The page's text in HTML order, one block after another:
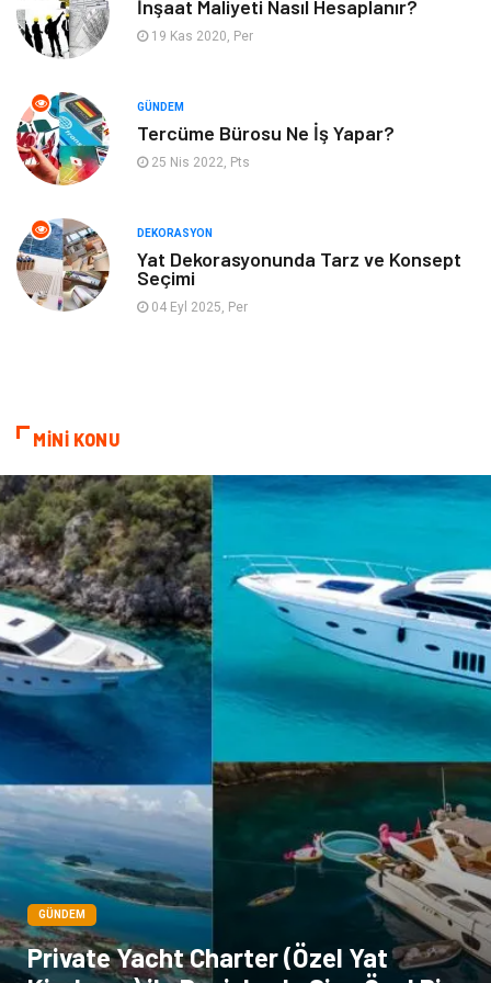
Hizmet
Mobilya
İnternet
Nakliyat
Hediyelik Eşya
Basın Yayın
Telekomünikasyon Markalar
Ambalaj İthalat İhracat
Dernekler ve Birlikler
İnşaat Maliyeti Nasıl Hesaplanır?
19 Kas 2020, Per
GÜNDEM
Tercüme Bürosu Ne İş Yapar?
25 Nis 2022, Pts
DEKORASYON
Yat Dekorasyonunda Tarz ve Konsept
Seçimi
04 Eyl 2025, Per
MİNİ KONU
GÜNDEM
Private Yacht Charter (Özel Yat